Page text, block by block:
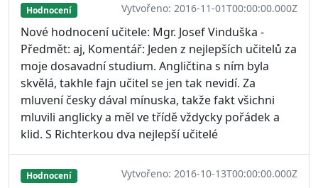
Hodnocení Vytvořeno: 2016-11-01T00:00:00.000Z
Nové hodnocení učitele: Mgr. Josef Vinduška -
Předmět: aj, Komentář: Jeden z nejlepších učitelů za
moje dosavadní studium. Angličtina s ním byla
skvělá, takhle fajn učitel se jen tak nevidí. Za
mluvení česky dával mínuska, takže fakt všichni
mluvili anglicky a měl ve třídě vždycky pořádek a
klid. S Richterkou dva nejlepší učitelé
Hodnocení Vytvořeno: 2016-10-13T00:00:00.000Z